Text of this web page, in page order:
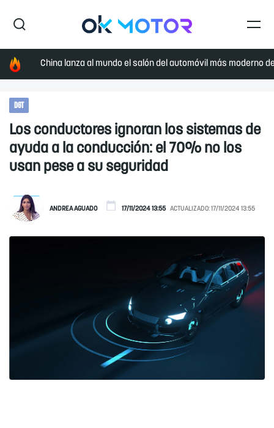
China lanza al mundo el salón del automóvil más moderno
DGT
Los conductores ignoran los sistemas de
ayuda a la conducción: el 70% no los
usan pese a su seguridad
ANDREA AGUADO 17/11/2024 13:55 ACTUALIZADO:17/11/2024 13:55